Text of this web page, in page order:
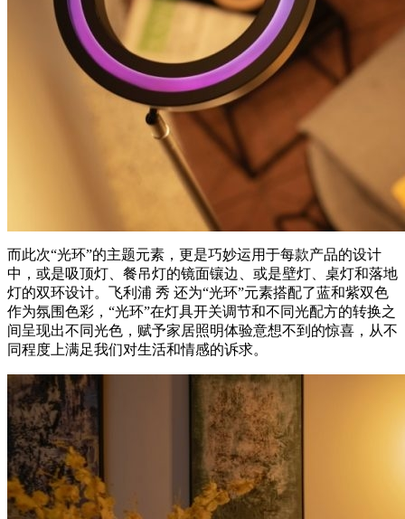
而此次“光环”的主题元素，更是巧妙运用于每款产品的设计
中，或是吸顶灯、餐吊灯的镜面镶边、或是壁灯、桌灯和落地
灯的双环设计。飞利浦 秀 还为“光环”元素搭配了蓝和紫双色
作为氛围色彩，“光环”在灯具开关调节和不同光配方的转换之
间呈现出不同光色，赋予家居照明体验意想不到的惊喜，从不
同程度上满足我们对生活和情感的诉求。